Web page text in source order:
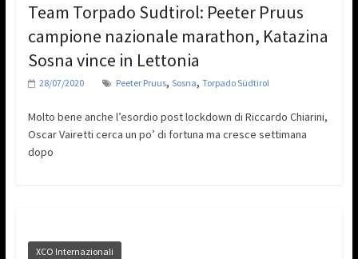
Team Torpado Sudtirol: Peeter Pruus
campione nazionale marathon, Katazina
Sosna vince in Lettonia
28/07/2020 Peeter Pruus, Sosna, Torpado Südtirol
Molto bene anche l’esordio post lockdown di Riccardo Chiarini,
Oscar Vairetti cerca un po’ di fortuna ma cresce settimana
dopo
XCO Internazionali